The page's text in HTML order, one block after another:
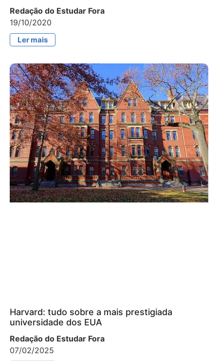
Redação do Estudar Fora
19/10/2020
Ler mais
Harvard: tudo sobre a mais prestigiada
universidade dos EUA
Redação do Estudar Fora
07/02/2025